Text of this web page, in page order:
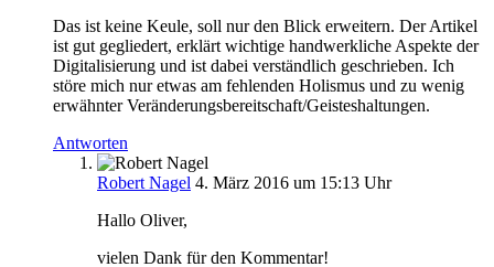
Das ist keine Keule, soll nur den Blick erweitern. Der Artikel
ist gut gegliedert, erklärt wichtige handwerkliche Aspekte der
Digitalisierung und ist dabei verständlich geschrieben. Ich
störe mich nur etwas am fehlenden Holismus und zu wenig
erwähnter Veränderungsbereitschaft/Geisteshaltungen.
Antworten
Robert Nagel 4. März 2016 um 15:13 Uhr
Hallo Oliver,
vielen Dank für den Kommentar!